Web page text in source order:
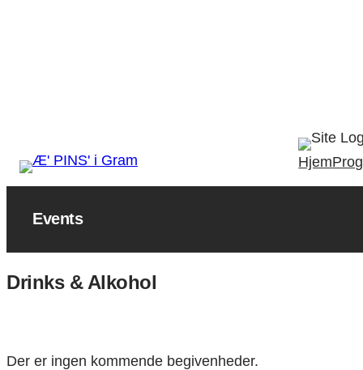
Hjem
Events
Drinks & Alkohol
Der er ingen kommende begivenheder.